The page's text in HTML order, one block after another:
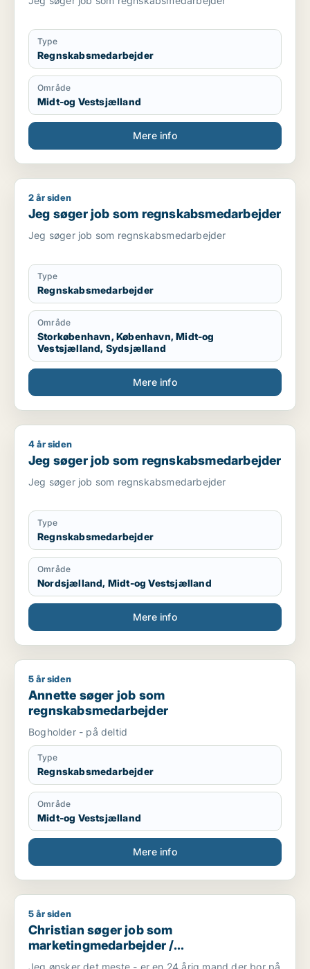
Type
Regnskabsmedarbejder
Område
Midt-og Vestsjælland
Mere info
Jeg søger job som regnskabsmedarbejder
2 år siden
Jeg søger job som regnskabsmedarbejder
Jeg søger job som regnskabsmedarbejder
Type
Regnskabsmedarbejder
Område
Storkøbenhavn, København, Midt-og
Vestsjælland, Sydsjælland
Mere info
Jeg søger job som regnskabsmedarbejder
4 år siden
Jeg søger job som regnskabsmedarbejder
Jeg søger job som regnskabsmedarbejder
Type
Regnskabsmedarbejder
Område
Nordsjælland, Midt-og Vestsjælland
Mere info
Annette søger job som regnskabsmedarbejder
5 år siden
Annette søger job som
regnskabsmedarbejder
Bogholder - på deltid
Type
Regnskabsmedarbejder
Område
Midt-og Vestsjælland
Mere info
Christian søger job som marketingmedarbejder /
5 år siden
Christian søger job som
marketingmedarbejder /
forretningsudvikler / finansmedarbejder /
Jeg ønsker det meste - er en 24 årig mand der bor på